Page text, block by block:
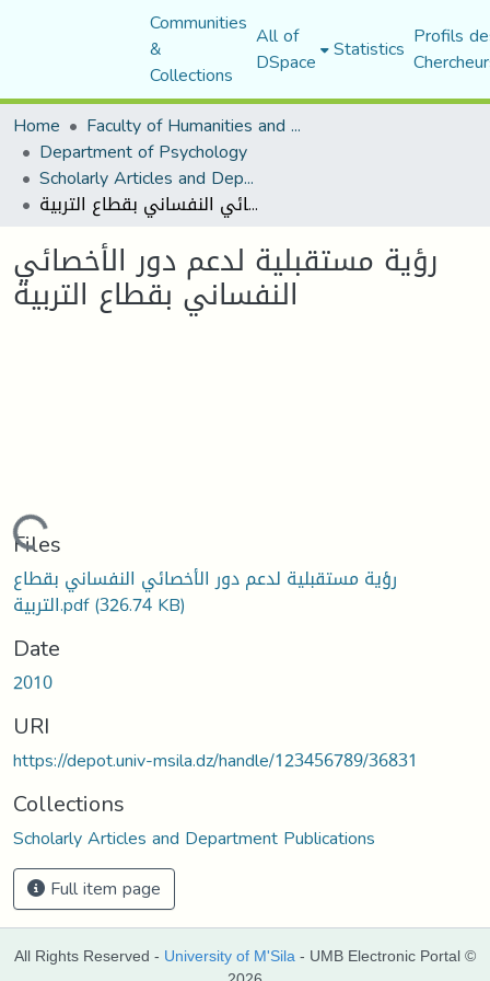
Communities
&
Collections
All of
DSpace Statistics Profils
Home
Faculty of Humanities and Social Sciences
Department of Psychology
Scholarly Articles and Department Publications
رؤية مستقبلية لدعم دور الأخصائي النفساني بقطاع التربية
رؤية مستقبلية لدعم دور الأخصائي
النفساني بقطاع التربية
Loading...
Files
رؤية مستقبلية لدعم دور الأخصائي النفساني بقطاع
التربية.pdf(326.74 KB)
Date
2010
URI
https://depot.univ-msila.dz/handle/123456789/36831
Collections
Scholarly Articles and Department Publications
Full item page
All Rights Reserved - University of M'Sila - UMB Electronic Portal ©